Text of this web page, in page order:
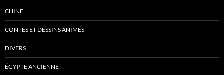
CHINE
CONTES ET DESSINS ANIMÉS
DIVERS
ÉGYPTE ANCIENNE